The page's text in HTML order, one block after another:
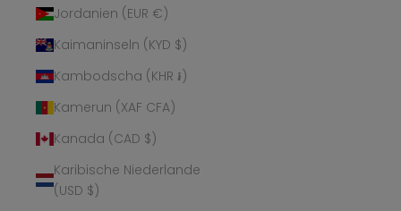
Jordanien (EUR €)
Kaimaninseln (KYD $)
Kambodscha (KHR ៛)
Kamerun (XAF CFA)
Kanada (CAD $)
Karibische Niederlande
(USD $)